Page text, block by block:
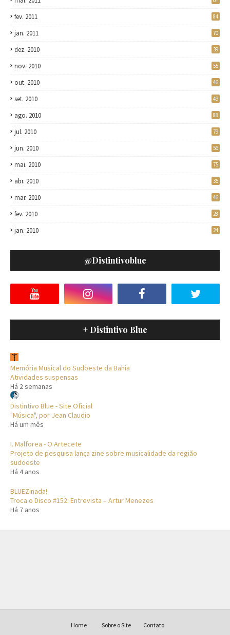
fev. 2011 84
jan. 2011 70
dez. 2010 39
nov. 2010 55
out. 2010 46
set. 2010 49
ago. 2010 88
jul. 2010 79
jun. 2010 56
mai. 2010 75
abr. 2010 35
mar. 2010 46
fev. 2010 28
jan. 2010 24
@distintivoblue
+ Distintivo Blue
Memória Musical do Sudoeste da Bahia
Atividades suspensas
Há 2 semanas
Distintivo Blue - Site Oficial
"Música", por Jean Claudio
Há um mês
I. Malforea - O Artecete
Projeto de pesquisa lança zine sobre musicalidade da região
sudoeste
Há 4 anos
BLUEZinada!
Troca o Disco #152: Entrevista – Artur Menezes
Há 7 anos
Home Sobre o Site Contato